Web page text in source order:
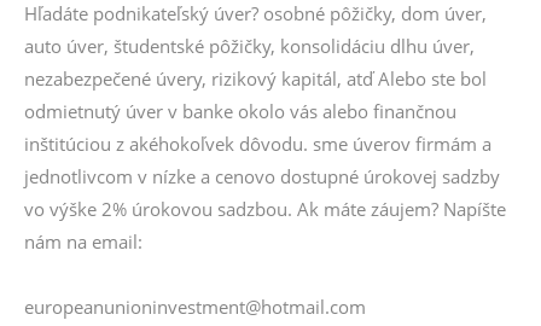
Hľadáte podnikateľský úver? osobné pôžičky, dom úver,
auto úver, študentské pôžičky, konsolidáciu dlhu úver,
nezabezpečené úvery, rizikový kapitál, atď Alebo ste bol
odmietnutý úver v banke okolo vás alebo finančnou
inštitúciou z akéhokoľvek dôvodu. sme úverov firmám a
jednotlivcom v nízke a cenovo dostupné úrokovej sadzby
vo výške 2% úrokovou sadzbou. Ak máte záujem? Napíšte
nám na email:
europeanunioninvestment@hotmail.com